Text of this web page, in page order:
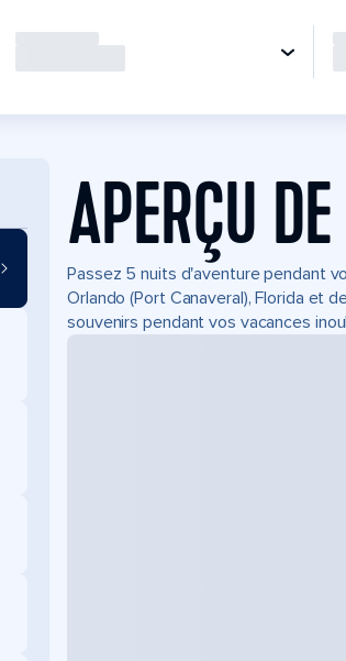
APERÇU
Passez 5 nuits d'aventure pendant
Orlando (Port Canaveral), Florida et
souvenirs pendant vos vacances